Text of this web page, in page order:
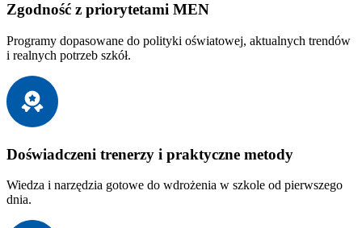
Zgodność z priorytetami MEN
Programy dopasowane do polityki oświatowej, aktualnych trendów
i realnych potrzeb szkół.
Doświadczeni trenerzy i praktyczne metody
Wiedza i narzędzia gotowe do wdrożenia w szkole od pierwszego
dnia.